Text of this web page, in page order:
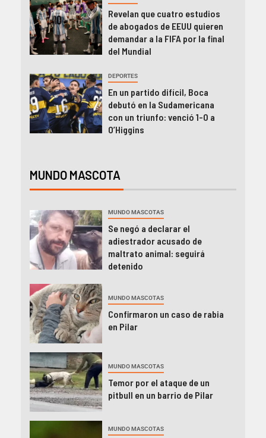
Revelan que cuatro estudios
de abogados de EEUU quieren
demandar a la FIFA por la final
del Mundial
DEPORTES
En un partido difícil, Boca
debutó en la Sudamericana
con un triunfo: venció 1-0 a
O’Higgins
MUNDO MASCOTA
MUNDO MASCOTAS
Se negó a declarar el
adiestrador acusado de
maltrato animal: seguirá
detenido
MUNDO MASCOTAS
Confirmaron un caso de rabia
en Pilar
MUNDO MASCOTAS
Temor por el ataque de un
pitbull en un barrio de Pilar
MUNDO MASCOTAS